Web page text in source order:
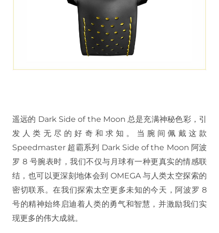
遥远的 Dark Side of the Moon 总是充满神秘色彩，引
发人类无尽的好奇和求知。当腕间佩戴这款
Speedmaster 超霸系列 Dark Side of the Moon 阿波
罗 8 号腕表时，我们不仅与月球有一种更真实的情感联
结，也可以更深刻地体会到 OMEGA 与人类太空探索的
密切联系。在我们探索太空更多未知的今天，阿波罗 8
号的精神始终启迪着人类的勇气和智慧，并激励我们实
现更多的伟大成就。